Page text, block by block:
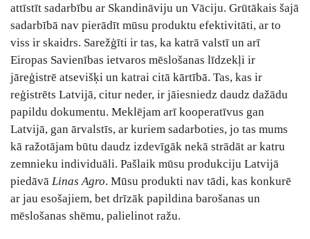
attīstīt sadarbību ar Skandināviju un Vāciju. Grūtākais šajā
sadarbībā nav pierādīt mūsu produktu efektivitāti, ar to
viss ir skaidrs. Sarežģīti ir tas, ka katrā valstī un arī
Eiropas Savienības ietvaros mēslošanas līdzekļi ir
jāreģistrē atsevišķi un katrai citā kārtībā. Tas, kas ir
reģistrēts Latvijā, citur neder, ir jāiesniedz daudz dažādu
papildu dokumentu. Meklējam arī kooperatīvus gan
Latvijā, gan ārvalstīs, ar kuriem sadarboties, jo tas mums
kā ražotājam būtu daudz izdevīgāk nekā strādāt ar katru
zemnieku individuāli. Pašlaik mūsu produkciju Latvijā
piedāvā Linas Agro. Mūsu produkti nav tādi, kas konkurē
ar jau esošajiem, bet drīzāk papildina barošanas un
mēslošanas shēmu, palielinot ražu.